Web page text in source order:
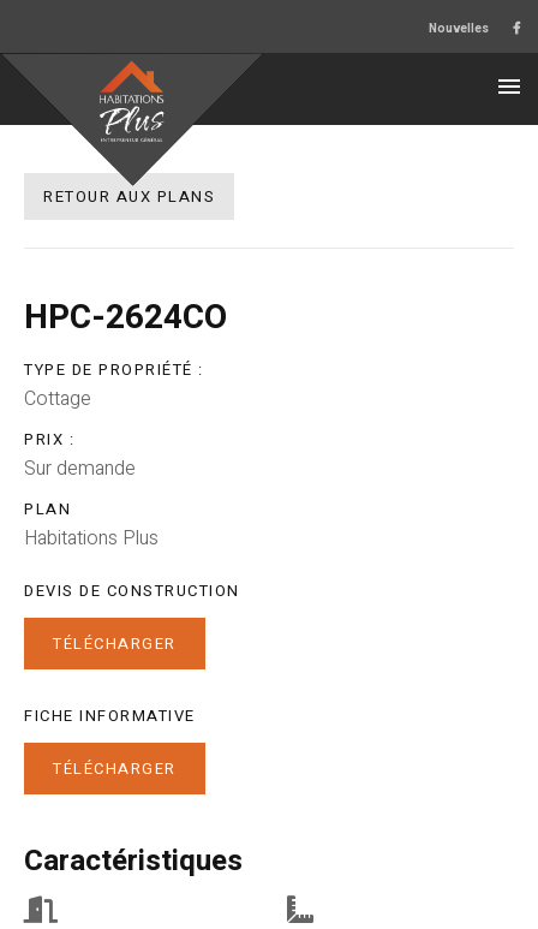
Nouvelles
RETOUR AUX PLANS
HPC-2624CO
TYPE DE PROPRIÉTÉ :
Cottage
PRIX :
Sur demande
PLAN
Habitations Plus
DEVIS DE CONSTRUCTION
TÉLÉCHARGER
FICHE INFORMATIVE
TÉLÉCHARGER
Caractéristiques